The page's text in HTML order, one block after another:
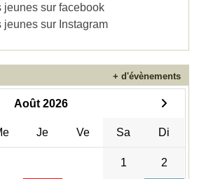
jeunes sur facebook
jeunes sur Instagram
Août 2026
Je Ve Sa Di
1 2
+ d'évènements